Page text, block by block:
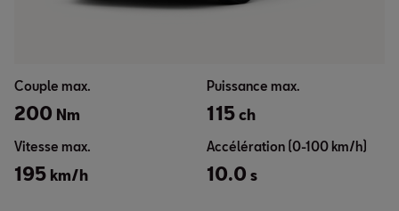
Couple max.
200 Nm
Puissance max.
115 ch
Vitesse max.
195 km/h
Accélération (0-100 km/h)
10.0 s